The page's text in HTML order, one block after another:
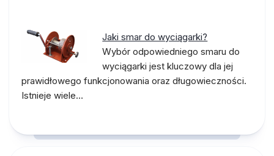
Jaki smar do wyciągarki?
Wybór odpowiedniego smaru do
wyciągarki jest kluczowy dla jej
prawidłowego funkcjonowania oraz długowieczności.
Istnieje wiele…